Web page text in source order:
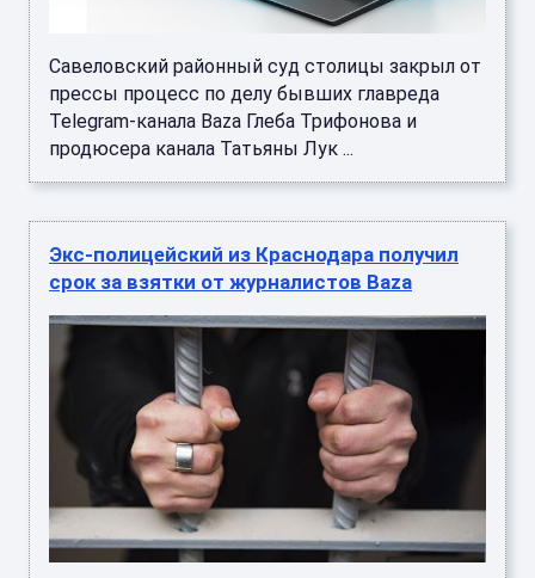
Савеловский районный суд столицы закрыл от
прессы процесс по делу бывших главреда
Telegram-канала Baza Глеба Трифонова и
продюсера канала Татьяны Лук ...
Экс-полицейский из Краснодара получил
срок за взятки от журналистов Baza